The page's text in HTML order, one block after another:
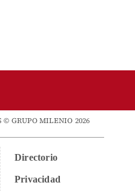
© GRUPO MILENIO 2026
Directorio
Privacidad